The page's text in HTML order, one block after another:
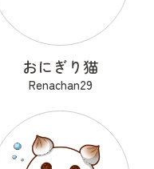
おにぎり猫
Renachan29